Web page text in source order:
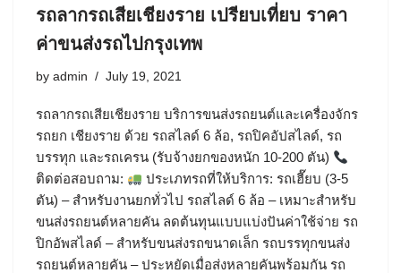
รถลากรถเสียเชียงราย เปรียบเที่ยบ ราคา
ค่าขนส่งรถไปกรุงเทพ
by admin July 19, 2021
รถลากรถเสียเชียงราย บริการขนส่งรถยนต์และเครื่องจักร
รถยก เชียงราย ด้วย รถสไลด์ 6 ล้อ, รถปิคอัปสไลด์, รถ
บรรทุก และรถเครน (รับจ้างยกของหนัก 10-200 ตัน)
ติดต่อสอบถาม:
ประเภทรถที่ให้บริการ: รถเฮี๊ยบ (3-5
ตัน) – สำหรับงานยกทั่วไป รถสไลด์ 6 ล้อ – เหมาะสำหรับ
ขนส่งรถยนต์หลายคัน ลดต้นทุนแบบแบ่งปันค่าใช้จ่าย รถ
ปิกอัพสไลด์ – สำหรับขนส่งรถขนาดเล็ก รถบรรทุกขนส่ง
รถยนต์หลายคัน – ประหยัดเมื่อส่งหลายคันพร้อมกัน รถ